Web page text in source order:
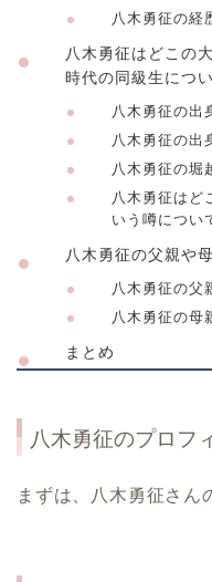
八木勇征の経
八木勇征はどこの
時代の同級生につ
八木勇征の出
八木勇征の出
八木勇征の堀
八木勇征はど
いう噂につい
八木勇征の父親や
八木勇征の父
八木勇征の母
まとめ
八木勇征のプロフ
まずは、八木勇征さん